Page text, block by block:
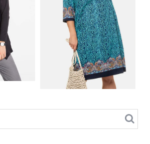
SUKIENKA Z
DŻERSEJU PLUS SIZE